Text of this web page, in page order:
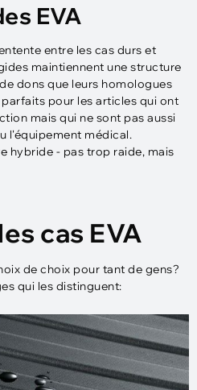
EVA
entre les cas durs et
maintiennent une structure
dons que leurs homologues
pour les articles qui ont
mais qui ne sont pas aussi
l'équipement médical.
hybride - pas trop raide, mais
cas EVA
de choix pour tant de gens?
qui les distinguent: